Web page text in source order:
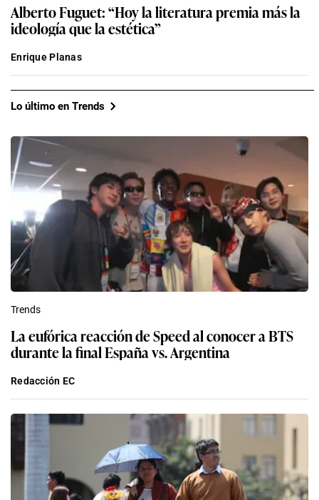
Alberto Fuguet: “Hoy la literatura premia más la
ideología que la estética”
Enrique Planas
Lo último en Trends
Trends
La eufórica reacción de Speed al conocer a BTS
durante la final España vs. Argentina
Redacción EC